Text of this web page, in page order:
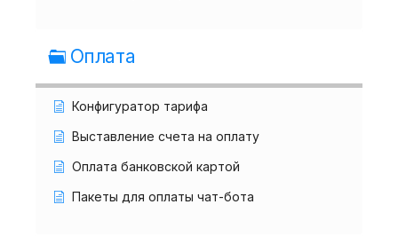
Оплата
Конфигуратор тарифа
Выставление счета на оплату
Оплата банковской картой
Пакеты для оплаты чат-бота